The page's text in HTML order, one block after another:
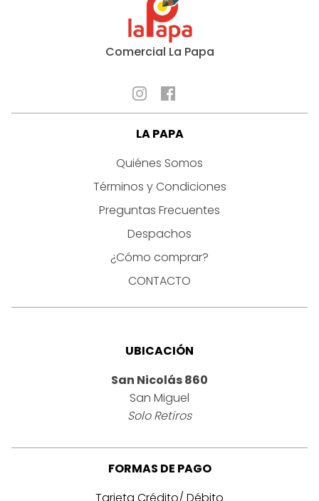
Comercial La Papa
LA PAPA
Quiénes Somos
Términos y Condiciones
Preguntas Frecuentes
Despachos
¿Cómo comprar?
CONTACTO
UBICACIÓN
San Nicolás 860
San Miguel
Solo Retiros
FORMAS DE PAGO